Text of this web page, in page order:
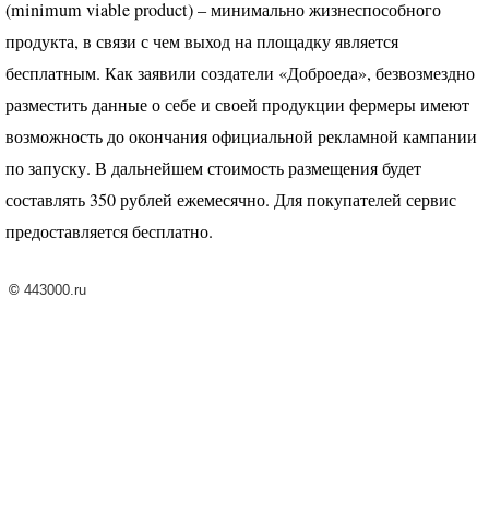
(minimum viable product) – минимально жизнеспособного
продукта, в связи с чем выход на площадку является
бесплатным. Как заявили создатели «Доброеда», безвозмездно
разместить данные о себе и своей продукции фермеры имеют
возможность до окончания официальной рекламной кампании
по запуску. В дальнейшем стоимость размещения будет
составлять 350 рублей ежемесячно. Для покупателей сервис
предоставляется бесплатно.
© 443000.ru